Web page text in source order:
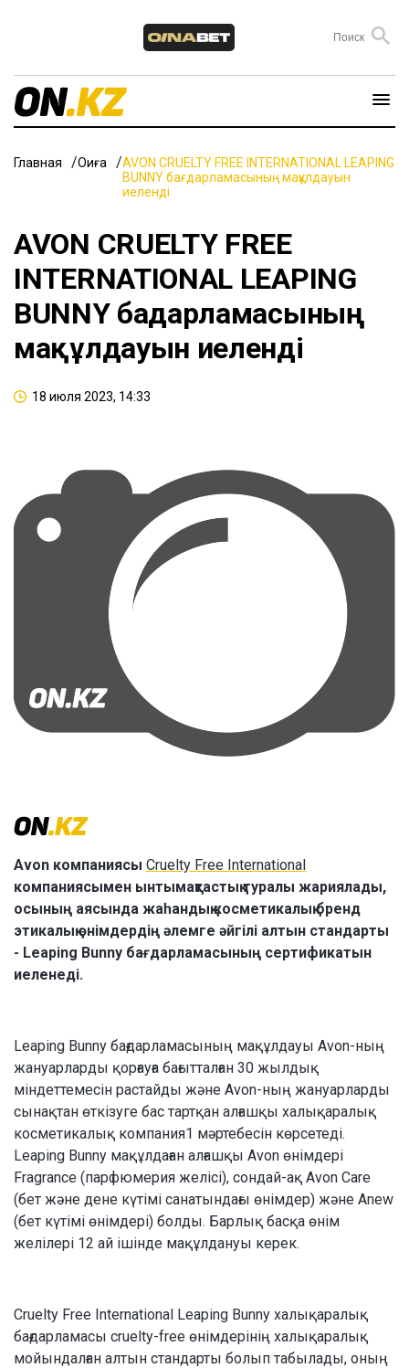
Главная Оқиға
AVON CRUELTY FREE INTERNATIONAL LEAPING
BUNNY бағдарламасының мақұлдауын
иеленді
AVON CRUELTY FREE
INTERNATIONAL LEAPING
BUNNY бағдарламасының
мақұлдауын иеленді
18 июля 2023, 14:33
Avon компаниясы Cruelty Free International
компаниясымен ынтымақтастық туралы жариялады,
осының аясында жаһандық косметикалық бренд
этикалық өнімдердің әлемге әйгілі алтын стандарты
- Leaping Bunny бағдарламасының сертификатын
иеленеді.
Leaping Bunny бағдарламасының мақұлдауы Avon-ның
жануарларды қорғауға бағытталған 30 жылдық
міндеттемесін растайды және Avon-ның жануарларды
сынақтан өткізуге бас тартқан алғашқы халықаралық
косметикалық компания1 мәртебесін көрсетеді.
Leaping Bunny мақұлдаған алғашқы Avon өнімдері
Fragrance (парфюмерия желісі), сондай-ақ Avon Care
(бет және дене күтімі санатындағы өнімдер) және Anew
(бет күтімі өнімдері) болды. Барлық басқа өнім
желілері 12 ай ішінде мақұлдануы керек.
Cruelty Free International Leaping Bunny халықаралық
бағдарламасы cruelty-free өнімдерінің халықаралық
мойындалған алтын стандарты болып табылады, оның